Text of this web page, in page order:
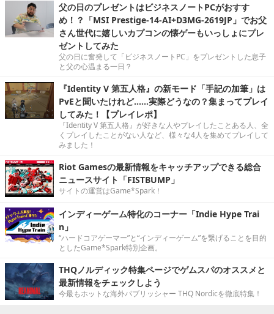
父の日のプレゼントはビジネスノートPCがおすす
め！？「MSI Prestige-14-AI+D3MG-2619JP」でお父
さん世代に嬉しいカプコンの懐ゲーもいっしょにプレ
ゼントしてみた
父の日に奮発して「ビジネスノートPC」をプレゼントした息子
と父の心温まる一日？
『Identity V 第五人格』の新モード「手記の加筆」は
PvEと聞いたけれど……実際どうなの？集まってプレイ
してみた！【プレイレポ】
『Identity V 第五人格』が好きな人やプレイしたことある人、全
くプレイしたことがない人など、様々な4人を集めてプレイして
みました！
Riot Gamesの最新情報をキャッチアップできる総合
ニュースサイト「FISTBUMP」
サイトの運営はGame*Spark！
インディーゲーム特化のコーナー「Indie Hype Trai
n」
“ハードコアゲーマー”と“インディーゲーム”を繋げることを目的
としたGame*Spark特別企画。
THQノルディック特集ページでゲムスパのオススメと
最新情報をチェックしよう
今最もホットな海外パブリッシャー THQ Nordicを徹底特集！